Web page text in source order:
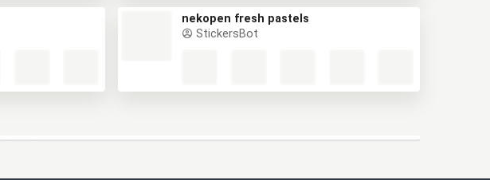
nekopen fresh pastels
StickersBot